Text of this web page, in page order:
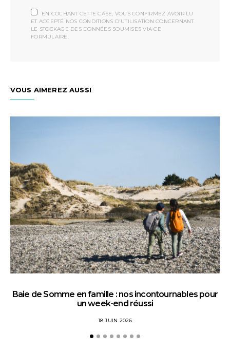
EN COCHANT CETTE CASE, VOUS CONFIRMEZ AVOIR LU
ET ACCEPTÉ NOS CONDITIONS D'UTILISATION CONCERNANT
LE STOCKAGE DES DONNÉES SOUMISES VIA CE
FORMULAIRE.
VOUS AIMEREZ AUSSI
Baie de Somme en famille : nos incontournables pour
un week-end réussi
18 JUIN 2026